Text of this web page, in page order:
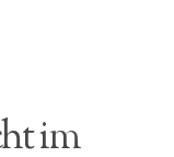
im